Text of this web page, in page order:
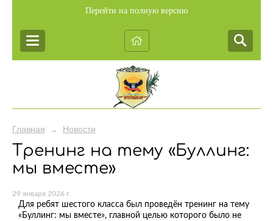
Перейти на полную версию
Главная → Новости
Тренинг на тему «Буллинг:
мы вместе»
29 января 2026 г.
Для ребят шестого класса был проведён тренинг на тему
«Буллинг: мы вместе», главной целью которого было не